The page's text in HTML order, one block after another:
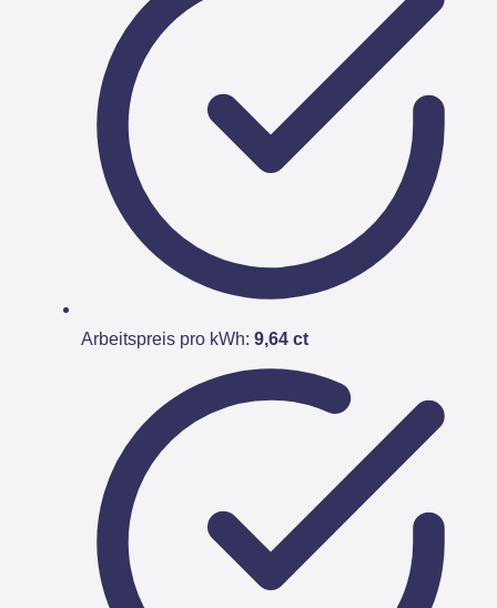
Arbeitspreis pro kWh: 9,64 ct